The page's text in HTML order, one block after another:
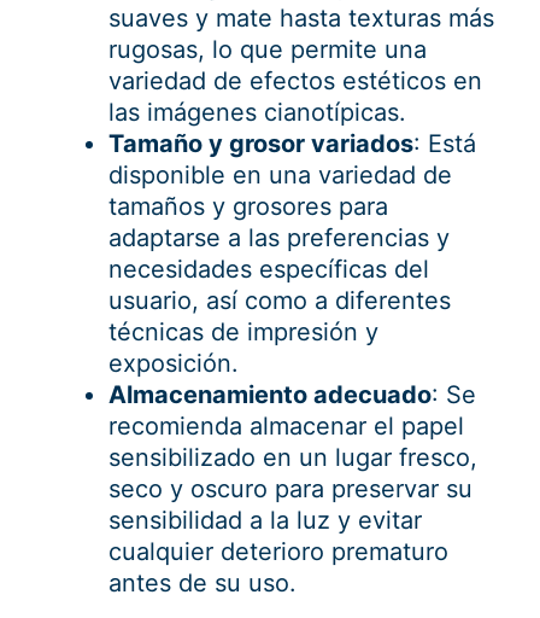
suaves y mate hasta texturas más
rugosas, lo que permite una
variedad de efectos estéticos en
las imágenes cianotípicas.
Tamaño y grosor variados: Está
disponible en una variedad de
tamaños y grosores para
adaptarse a las preferencias y
necesidades específicas del
usuario, así como a diferentes
técnicas de impresión y
exposición.
Almacenamiento adecuado: Se
recomienda almacenar el papel
sensibilizado en un lugar fresco,
seco y oscuro para preservar su
sensibilidad a la luz y evitar
cualquier deterioro prematuro
antes de su uso.